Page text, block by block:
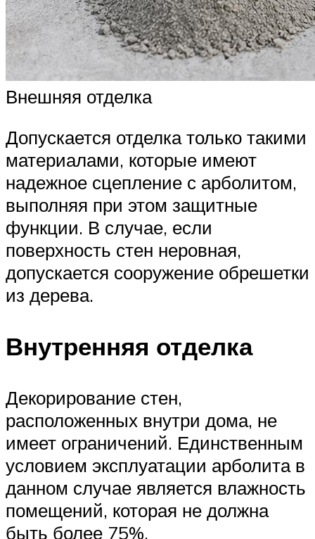
Внешняя отделка
Допускается отделка только такими
материалами, которые имеют
надежное сцепление с арболитом,
выполняя при этом защитные
функции. В случае, если
поверхность стен неровная,
допускается сооружение обрешетки
из дерева.
Внутренняя отделка
Декорирование стен,
расположенных внутри дома, не
имеет ограничений. Единственным
условием эксплуатации арболита в
данном случае является влажность
помещений, которая не должна
быть более 75%.